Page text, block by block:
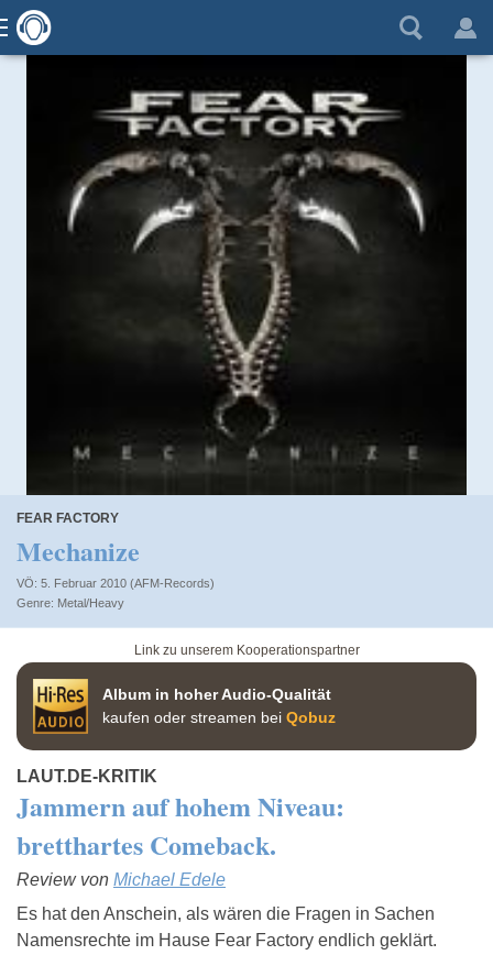
FEAR FACTORY
Mechanize
VÖ: 5. Februar 2010 (AFM-Records)
Metal/Heavy
Link zu unserem Kooperationspartner
Album in hoher Audio-Qualität
kaufen oder streamen bei Qobuz
LAUT.DE-KRITIK
Jammern auf hohem Niveau:
bretthartes Comeback.
Review von Michael Edele
Es hat den Anschein, als wären die Fragen in Sachen
Namensrechte im Hause Fear Factory endlich geklärt.